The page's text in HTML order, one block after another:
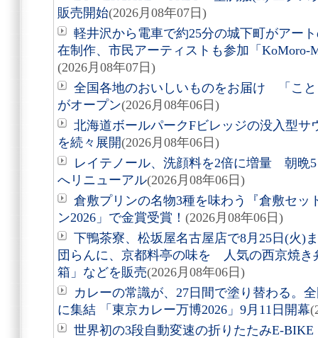
販売開始(2026月08年07日)
軽井沢から電車で約25分の城下町がアー
在制作、市民アーティストも参加「KoMoro-
(2026月08年07日)
全国各地のおいしいものをお届け 「こ
がオープン(2026月08年06日)
北海道ボールパークFビレッジの没入型サ
を続々展開(2026月08年06日)
レイテノール、洗顔料を2倍に増量 朝晩
へリニューアル(2026月08年06日)
倉敷プリンの名物3種を味わう『倉敷セッ
ン2026」で金賞受賞！ (2026月08年06日)
下鴨茶寮、松坂屋名古屋店で8月25日(火)
団らんに、京都料亭の味を 人気の西京焼き
箱」などを販売(2026月08年06日)
カレーの常識が、27日間で塗り替わる。
に集結 「東京カレー万博2026」9月11日開幕
世界初の3段自動変速の折りたたみE-